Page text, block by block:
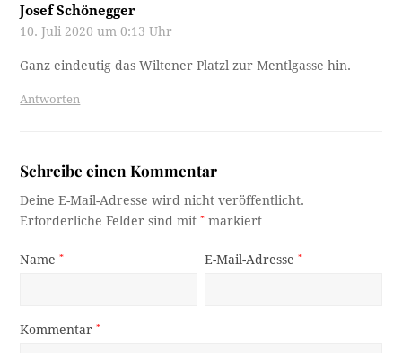
Josef Schönegger
10. Juli 2020 um 0:13 Uhr
Ganz eindeutig das Wiltener Platzl zur Mentlgasse hin.
Antworten
Schreibe einen Kommentar
Deine E-Mail-Adresse wird nicht veröffentlicht.
Erforderliche Felder sind mit* markiert
Name* E-Mail-Adresse*
Kommentar*